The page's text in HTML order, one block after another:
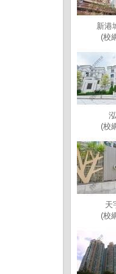
新港
(校
(校
天
(校